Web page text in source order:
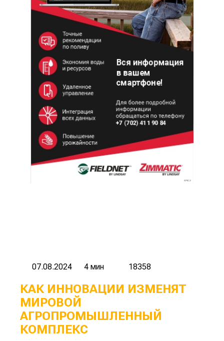
07.08.2024 4 мин 18358
КАК ИННОВАЦИИ ИЗМЕНЯТ
МИРОВОЙ
АГРОПРОМЫШЛЕННЫЙ
КОМПЛЕКС